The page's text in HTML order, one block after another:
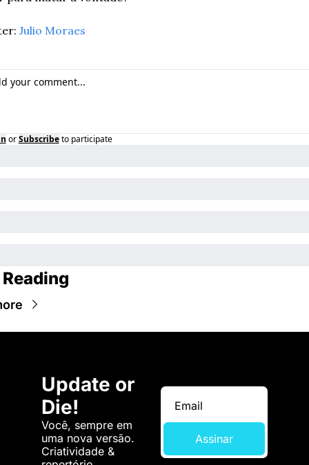
Julio Moraes
or Subscribe to participate
Update or
Die!
Você, sempre em
uma nova versão.
Criatividade &
Assinar